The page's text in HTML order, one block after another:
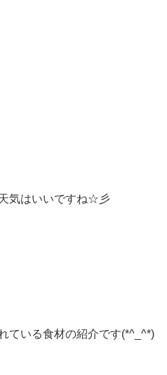
気はいいですね☆彡
ている食材の紹介です(*^_^*)